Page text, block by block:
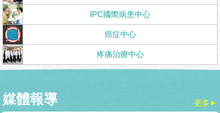
IPC國際病患中心
癌症中心
疼痛治療中心
媒體報導 更多 ▲